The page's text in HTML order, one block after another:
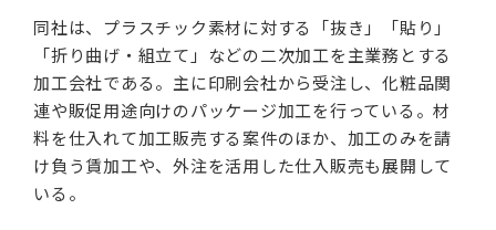
同社は、プラスチック素材に対する「抜き」「貼り」
「折り曲げ・組立て」などの二次加工を主業務とする
加工会社である。主に印刷会社から受注し、化粧品関
連や販促用途向けのパッケージ加工を行っている。材
料を仕入れて加工販売する案件のほか、加工のみを請
け負う賃加工や、外注を活用した仕入販売も展開して
いる。